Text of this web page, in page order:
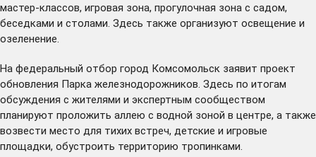
мастер-классов, игровая зона, прогулочная зона с садом,
беседками и столами. Здесь также организуют освещение и
озеленение.
На федеральный отбор город Комсомольск заявит проект
обновления Парка железнодорожников. Здесь по итогам
обсуждения с жителями и экспертным сообществом
планируют проложить аллею с водной зоной в центре, а также
возвести место для тихих встреч, детские и игровые
площадки, обустроить территорию тропинками.